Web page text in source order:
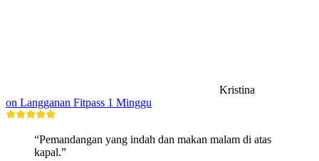
Kristina
on Langganan Fitpass 1 Minggu
“Pemandangan yang indah dan makan malam di atas
kapal.”